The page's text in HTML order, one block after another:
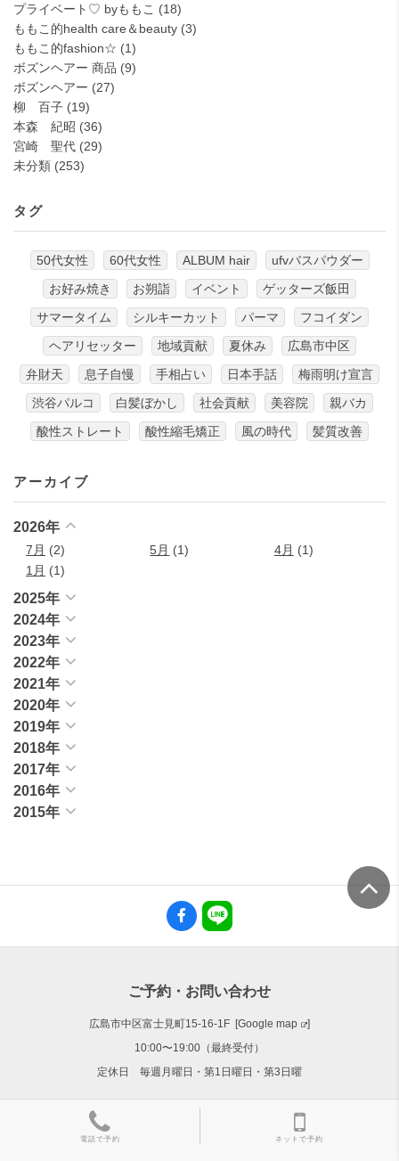
プライベート♡ byももこ (18)
ももこ的health care＆beauty (3)
ももこ的fashion☆ (1)
ボズンヘアー 商品 (9)
ボズンヘアー (27)
柳 百子 (19)
本森 紀昭 (36)
宮崎 聖代 (29)
未分類 (253)
タグ
50代女性 60代女性 ALBUM hair
ufvバスパウダー
お好み焼き
お朔詣 イベント
ゲッターズ飯田
サマータイム
シルキーカット パーマ
フコイダン
ヘアリセッター
地域貢献 夏休み
広島市中区
弁財天
息子自慢 手相占い 日本手話
梅雨明け宣言
渋谷パルコ
白髪ぼかし 社会貢献 美容院
親バカ
酸性ストレート
酸性縮毛矯正 風の時代 髪質改善
アーカイブ
2026年
7月 (2) 5月 (1) 4月 (1)
1月 (1)
2025年
2024年
2023年
2022年
2021年
2020年
2019年
2018年
2017年
2016年
2015年
ご予約・お問い合わせ
広島市中区富士見町15-16-1F [Google map
]
10:00〜19:00（最終受付）
定休日 毎週月曜日・第1日曜日・第3日曜
電話で予約 ネットで予約